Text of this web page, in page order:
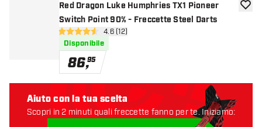
Red Dragon Luke Humphries TX1 Pioneer
Switch Point 90% - Freccette Steel Darts
apri pannello recensioni
4.6 stelle di valutazione
4.6 (12)
Disponibile
86,95
Aiuto con la tua scelta
Scopri in 2 minuti quali freccette fanno per te. Iniziamo: